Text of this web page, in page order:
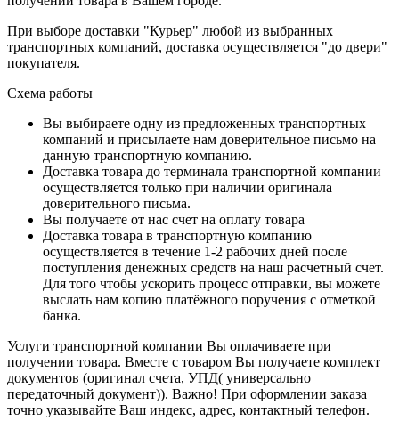
При выборе доставки "Курьер" любой из выбранных
транспортных компаний, доставка осуществляется "до двери"
покупателя.
Схема работы
Вы выбираете одну из предложенных транспортных
компаний и присылаете нам доверительное письмо на
данную транспортную компанию.
Доставка товара до терминала транспортной компании
осуществляется только при наличии оригинала
доверительного письма.
Вы получаете от нас счет на оплату товара
Доставка товара в транспортную компанию
осуществляется в течение 1-2 рабочих дней после
поступления денежных средств на наш расчетный счет.
Для того чтобы ускорить процесс отправки, вы можете
выслать нам копию платёжного поручения с отметкой
банка.
Услуги транспортной компании Вы оплачиваете при
получении товара. Вместе с товаром Вы получаете комплект
документов (оригинал счета, УПД( универсально
передаточный документ)). Важно! При оформлении заказа
точно указывайте Ваш индекс, адрес, контактный телефон.